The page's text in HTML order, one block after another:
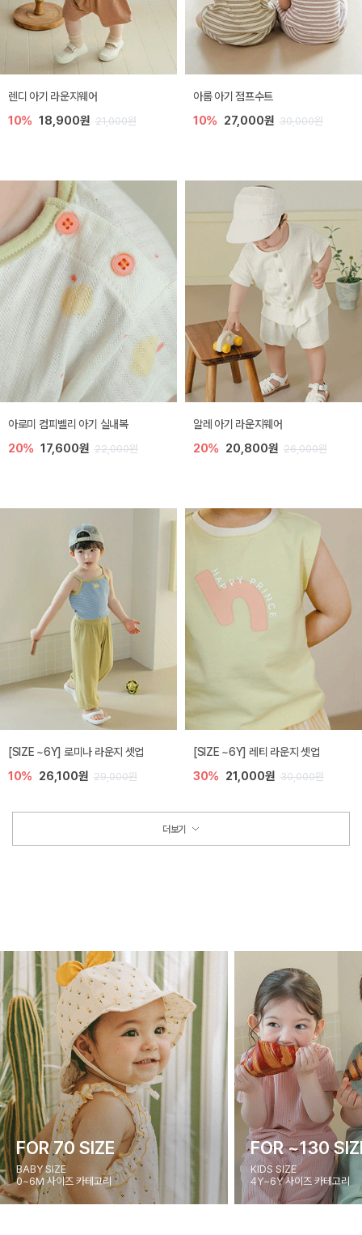
렌디 아기 라운지웨어
10% 18,900원 21,000원
아롬 아기 점프수트
10% 27,000원 30,000원
아로미 컴피벨리 아기 실내복
20% 17,600원 22,000원
알레 아기 라운지웨어
20% 20,800원 26,000원
[SIZE ~6Y] 로미나 라운지 셋업
10% 26,100원 29,000원
[SIZE ~6Y] 레티 라운지 셋업
30% 21,000원 30,000원
더보기
FOR 70 SIZE
BABY SIZE
0~6M 사이즈 카테고리
FOR ~130
KIDS SIZE
4Y~6Y 사이즈 카테고리